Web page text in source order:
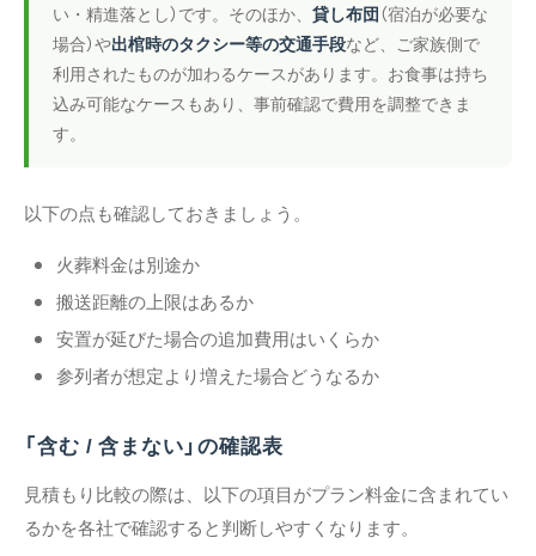
い・精進落とし）です。そのほか、 貸し布団（宿泊が必要な
場合）や出棺時のタクシー等の交通手段など、ご家族側で
利用されたものが加わるケースがあります。お食事は持ち
込み可能なケースもあり、事前確認で費用を調整できま
す。
以下の点も確認しておきましょう。
火葬料金は別途か
搬送距離の上限はあるか
安置が延びた場合の追加費用はいくらか
参列者が想定より増えた場合どうなるか
「含む / 含まない」の確認表
見積もり比較の際は、以下の項目がプラン料金に含まれてい
るかを各社で確認すると判断しやすくなります。